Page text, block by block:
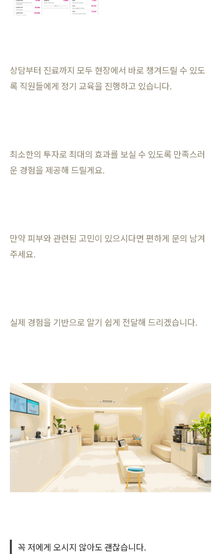
상담부터 진료까지 모두 현장에서 바로 챙겨드릴 수 있도
록 직원들에게 정기 교육을 진행하고 있습니다.
최소한의 투자로 최대의 효과를 보실 수 있도록 만족스러
운 경험을 제공해 드릴게요.
만약 피부와 관련된 고민이 있으시다면 편하게 문의 남겨
주세요.
실제 경험을 기반으로 알기 쉽게 전달해 드리겠습니다.
꼭 저에게 오시지 않아도 괜찮습니다.